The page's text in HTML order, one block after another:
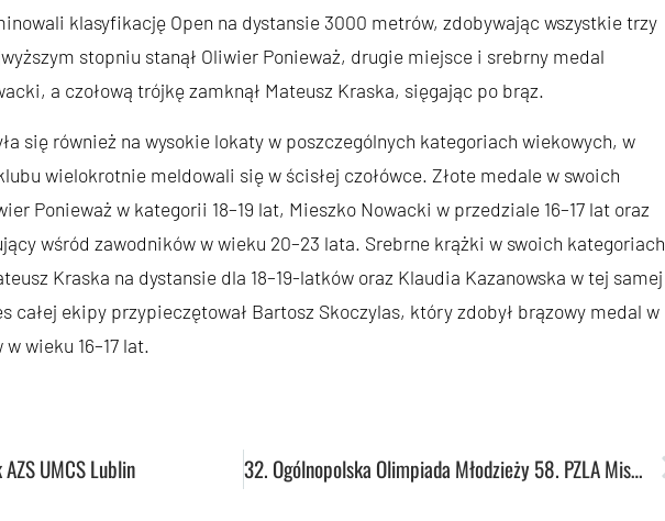
klasyfikację Open na dystansie 3000 metrów, zdobywając wszystkie trzy
stopniu stanął Oliwier Ponieważ, drugie miejsce i srebrny medal
a czołową trójkę zamknął Mateusz Kraska, sięgając po brąz.
się również na wysokie lokaty w poszczególnych kategoriach wiekowych, w
wielokrotnie meldowali się w ścisłej czołówce. Złote medale w swoich
Ponieważ w kategorii 18–19 lat, Mieszko Nowacki w przedziale 16–17 lat oraz
wśród zawodników w wieku 20–23 lata. Srebrne krążki w swoich kategoriach
Kraska na dystansie dla 18–19-latków oraz Klaudia Kazanowska w tej samej
całej ekipy przypieczętował Bartosz Skoczylas, który zdobył brązowy medal w
wieku 16–17 lat.
UMCS Lublin 32. Ogólnopolska Olimpiada Młodzieży 58. PZLA Mistrzostwa Polski U18 – podsumowanie zawodników AZS UMCS Lublin